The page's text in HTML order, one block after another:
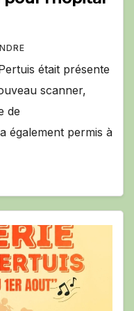
était présente
scanner,
de
également permis à